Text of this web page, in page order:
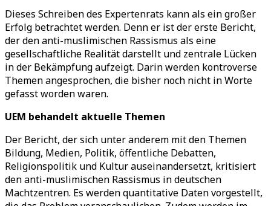
Dieses Schreiben des Expertenrats kann als ein großer
Erfolg betrachtet werden. Denn er ist der erste Bericht,
der den anti-muslimischen Rassismus als eine
gesellschaftliche Realität darstellt und zentrale Lücken
in der Bekämpfung aufzeigt. Darin werden kontroverse
Themen angesprochen, die bisher noch nicht in Worte
gefasst worden waren.
UEM behandelt aktuelle Themen
Der Bericht, der sich unter anderem mit den Themen
Bildung, Medien, Politik, öffentliche Debatten,
Religionspolitik und Kultur auseinandersetzt, kritisiert
den anti-muslimischen Rassismus in deutschen
Machtzentren. Es werden quantitative Daten vorgestellt,